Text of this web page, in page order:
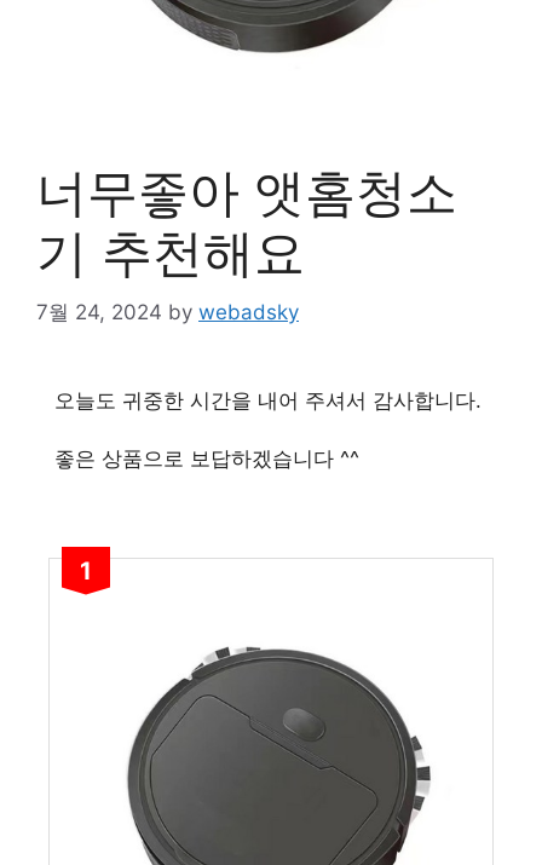
너무좋아 앳홈청소
기 추천해요
7월 24, 2024 by webadsky
오늘도 귀중한 시간을 내어 주셔서 감사합니다.
좋은 상품으로 보답하겠습니다 ^^
1